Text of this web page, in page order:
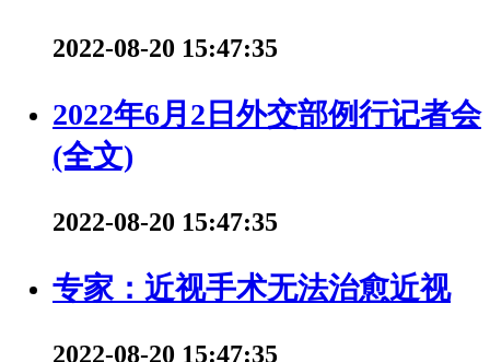
2022-08-20 15:47:35
2022年6月2日外交部例行记者会
(全文)
2022-08-20 15:47:35
专家：近视手术无法治愈近视
2022-08-20 15:47:35